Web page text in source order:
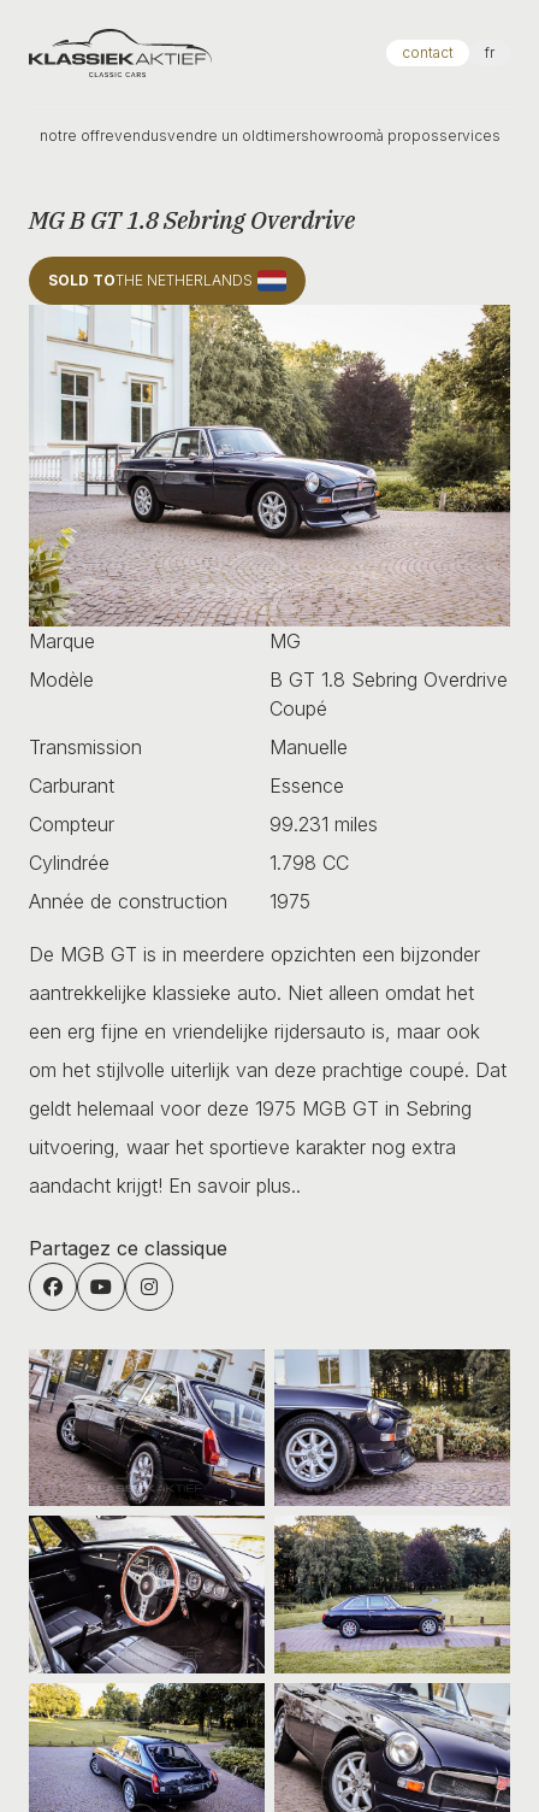
Klassiek Aktief contact fr
notre offrevendusvendre un oldtimershowroomà proposservices
MG B GT 1.8 Sebring Overdrive
SOLD TOTHE NETHERLANDS
Marque
MG
Modèle
B GT 1.8 Sebring Overdrive
Coupé
Transmission
Manuelle
Carburant
Essence
Compteur
99.231 miles
Cylindrée
1.798 CC
Année de construction
1975
De MGB GT is in meerdere opzichten een bijzonder
aantrekkelijke klassieke auto. Niet alleen omdat het
een erg fijne en vriendelijke rijdersauto is, maar ook
om het stijlvolle uiterlijk van deze prachtige coupé. Dat
geldt helemaal voor deze 1975 MGB GT in Sebring
uitvoering, waar het sportieve karakter nog extra
aandacht krijgt! En savoir plus..
Partagez ce classique